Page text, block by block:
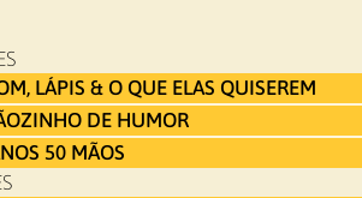
LÁPIS & O QUE ELAS QUISEREM
DE HUMOR
50 MÃOS